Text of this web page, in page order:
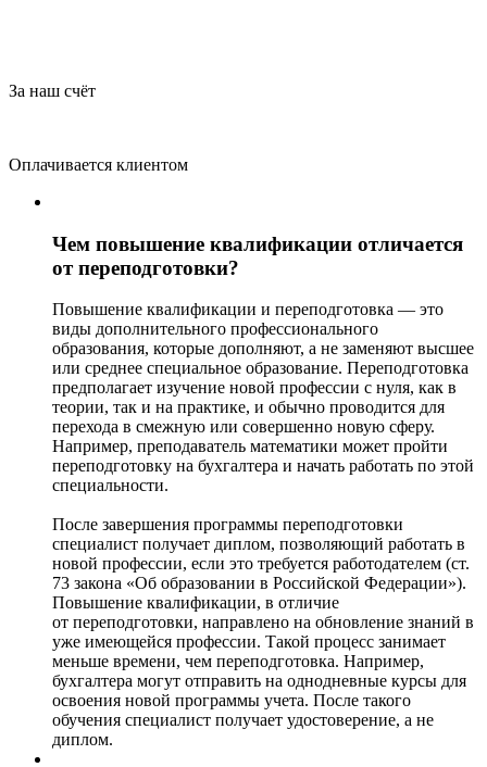
За наш счёт
Оплачивается клиентом
Чем повышение квалификации отличается
от переподготовки?
Повышение квалификации и переподготовка — это
виды дополнительного профессионального
образования, которые дополняют, а не заменяют высшее
или среднее специальное образование. Переподготовка
предполагает изучение новой профессии с нуля, как в
теории, так и на практике, и обычно проводится для
перехода в смежную или совершенно новую сферу.
Например, преподаватель математики может пройти
переподготовку на бухгалтера и начать работать по этой
специальности.
После завершения программы переподготовки
специалист получает диплом, позволяющий работать в
новой профессии, если это требуется работодателем (ст.
73 закона «Об образовании в Российской Федерации»).
Повышение квалификации, в отличие
от переподготовки, направлено на обновление знаний в
уже имеющейся профессии. Такой процесс занимает
меньше времени, чем переподготовка. Например,
бухгалтера могут отправить на однодневные курсы для
освоения новой программы учета. После такого
обучения специалист получает удостоверение, а не
диплом.